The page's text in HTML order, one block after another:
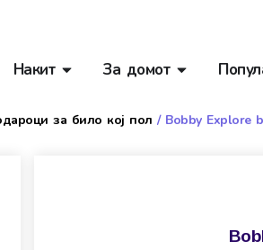
Накит За домот
за било кој пол / Bobby Explore